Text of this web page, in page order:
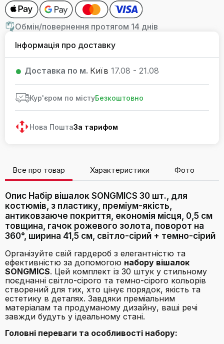
Обмін/повернення протягом 14 днів
Інформація про доставку
Доставка по м. Київ 17.08 - 21.08
Кур'єром по містуБезкоштовно
Нова ПоштаЗа тарифом
Все про товар Характеристики Фото
Опис Набір вішалок SONGMICS 30 шт., для
костюмів, з пластику, преміум-якість,
антиковзаюче покриття, економія місця, 0,5 см
товщина, гачок рожевого золота, поворот на
360°, ширина 41,5 см, світло-сірий + темно-сірий
Організуйте свій гардероб з елегантністю та
ефективністю за допомогою набору вішалок
SONGMICS. Цей комплект із 30 штук у стильному
поєднанні світло-сірого та темно-сірого кольорів
створений для тих, хто цінує порядок, якість та
естетику в деталях. Завдяки преміальним
матеріалам та продуманому дизайну, ваші речі
завжди будуть у ідеальному стані.
Головні переваги та особливості набору: